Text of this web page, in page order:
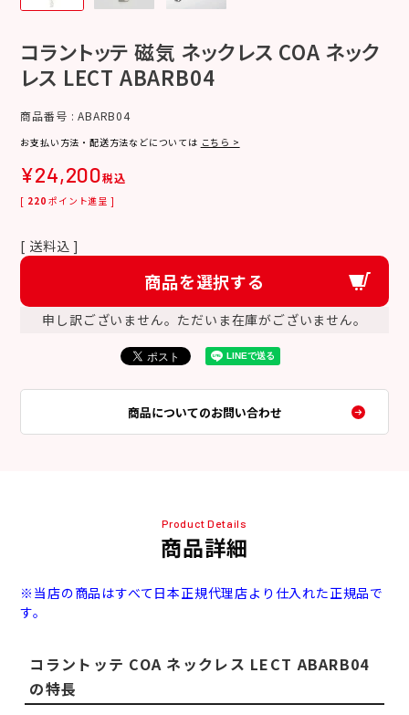
コラントッテ 磁気 ネックレス COA ネック
レス LECT ABARB04
商品番号 ABARB04
お支払い方法・配送方法などについては こちら >
¥24,200税込
[ 220 ポイント進呈 ]
送料込
商品を選択する
申し訳ございません。ただいま在庫がございません。
商品についてのお問い合わせ
Product Details
商品詳細
※当店の商品はすべて日本正規代理店より仕入れた正規品で
す。
コラントッテ COA ネックレス LECT ABARB04
の特長